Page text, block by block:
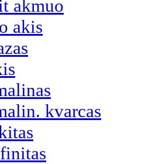
akmuo
akis
kvarcas